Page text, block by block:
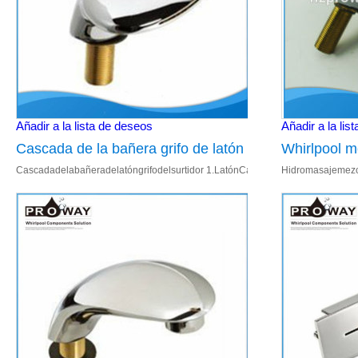
Añadir a la lista de deseos
Cascada de la bañera grifo de latón
boquilla
Cascadadelabañeradelatóngrifodelsurtidor 1.LatónCaño2.1/
094.BañeraAccesorios Utilizarenlaba
Añadir a la
Whirlpool
de bañera
02;